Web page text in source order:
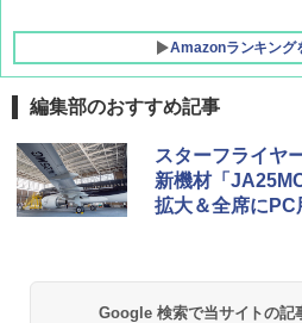
Amazonランキング
編集部のおすすめ記事
スターフライヤ
新機材「
拡大＆全席に
Google 検索で当サイトの記